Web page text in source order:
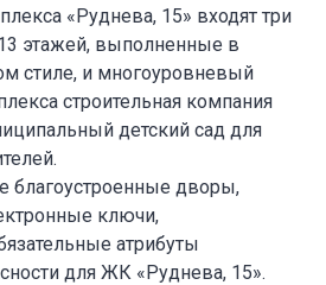
«Руднева, 15» входят три
этажей, выполненные в
стиле, и многоуровневый
строительная компания
детский сад для
благоустроенные дворы,
ключи,
атрибуты
для ЖК «Руднева, 15».